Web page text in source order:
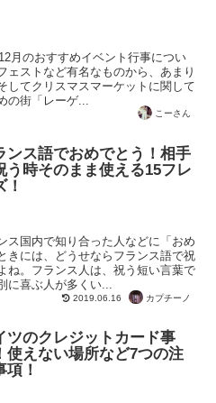
月のおすすめイベント行事につい
ェストなど有名なものから、あまり
してクリスマスマーケットに関して
の街「レーゲ...
こーさん
ンス語でおめでとう！相手
う時そのまま使える15フレ
！
ス国内で知り合った人などに「おめ
きには、どうせならフランス語で祝
ね。フランス人は、祝う短い言葉で
に喜ぶ人が多くい...
2019.06.16 カプチーノ
ツのクレジットカード事
使えない場所など7つの注
項！